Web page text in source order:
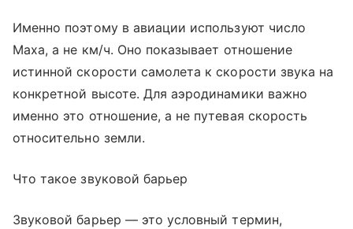
Именно поэтому в авиации используют число
Маха, а не км/ч. Оно показывает отношение
истинной скорости самолета к скорости звука на
конкретной высоте. Для аэродинамики важно
именно это отношение, а не путевая скорость
относительно земли.
Что такое звуковой барьер
Звуковой барьер — это условный термин,